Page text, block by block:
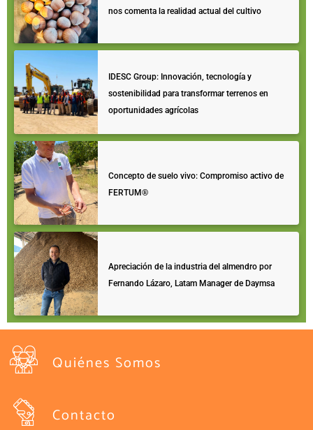
nos comenta la realidad actual del cultivo
IDESC Group: Innovación, tecnología y
sostenibilidad para transformar terrenos en
oportunidades agrícolas
Concepto de suelo vivo: Compromiso activo de
FERTUM®
Apreciación de la industria del almendro por
Fernando Lázaro, Latam Manager de Daymsa
Quiénes Somos
Contacto